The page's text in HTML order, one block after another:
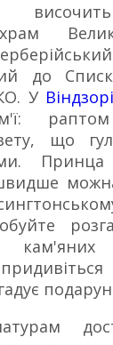
до
У Віндзорі
що